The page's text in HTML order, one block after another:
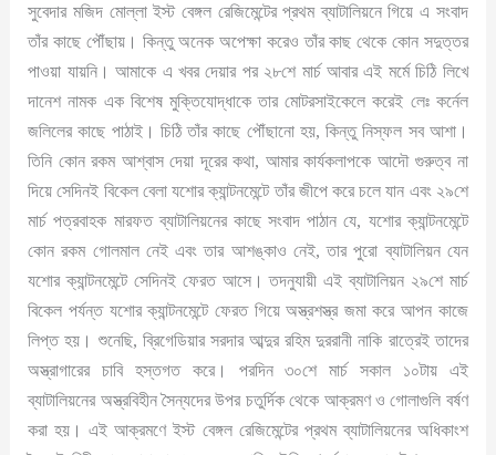
সুবেদার মজিদ মোল্লা ইস্ট বেঙ্গল রেজিমেন্টের প্রথম ব্যাটালিয়নে গিয়ে এ সংবাদ
তাঁর কাছে পৌঁছায়। কিন্তু অনেক অপেক্ষা করেও তাঁর কাছ থেকে কোন সদুত্তর
পাওয়া যায়নি। আমাকে এ খবর দেয়ার পর ২৮শে মার্চ আবার এই মর্মে চিঠি লিখে
দানেশ নামক এক বিশেষ মুক্তিযোদ্ধাকে তার মোটরসাইকেলে করেই লেঃ কর্নেল
জলিলের কাছে পাঠাই। চিঠি তাঁর কাছে পৌঁছানো হয়, কিন্তু নিস্ফল সব আশা।
তিনি কোন রকম আশ্বাস দেয়া দূরের কথা, আমার কার্যকলাপকে আদৌ গুরুত্ব না
দিয়ে সেদিনই বিকেল বেলা যশোর ক্যান্টনমেন্টে তাঁর জীপে করে চলে যান এবং ২৯শে
মার্চ পত্রবাহক মারফত ব্যাটালিয়নের কাছে সংবাদ পাঠান যে, যশোর ক্যান্টনমেন্টে
কোন রকম গোলমাল নেই এবং তার আশঙ্কাও নেই, তার পুরো ব্যাটালিয়ন যেন
যশোর ক্যান্টনমেন্টে সেদিনই ফেরত আসে। তদনুযায়ী এই ব্যাটালিয়ন ২৯শে মার্চ
বিকেল পর্যন্ত যশোর ক্যান্টনমেন্টে ফেরত গিয়ে অস্ত্রশস্ত্র জমা করে আপন কাজে
লিপ্ত হয়। শুনেছি, ব্রিগেডিয়ার সরদার আব্দুর রহিম দুররানী নাকি রাত্রেই তাদের
অস্ত্রাগারের চাবি হস্তগত করে। পরদিন ৩০শে মার্চ সকাল ১০টায় এই
ব্যাটালিয়নের অস্ত্রবিহীন সৈন্যদের উপর চতুর্দিক থেকে আক্রমণ ও গোলাগুলি বর্ষণ
করা হয়। এই আক্রমণে ইস্ট বেঙ্গল রেজিমেন্টের প্রথম ব্যাটালিয়নের অধিকাংশ